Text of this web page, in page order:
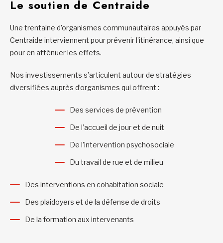
Le soutien de Centraide
Une trentaine d’organismes communautaires appuyés par
Centraide interviennent pour prévenir l’itinérance, ainsi que
pour en atténuer les effets.
Nos investissements s’articulent autour de stratégies
diversifiées auprès d’organismes qui offrent :
Des services de prévention
De l’accueil de jour et de nuit
De l’intervention psychosociale
Du travail de rue et de milieu
Des interventions en cohabitation sociale
Des plaidoyers et de la défense de droits
De la formation aux intervenants